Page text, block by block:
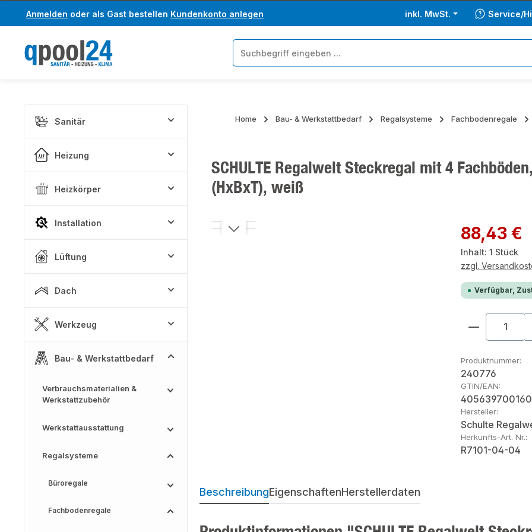
Hauptinhalt springen
Zur Suche springen
Anmelden oder als Gast bestellen Kundenkonto anlegen inkl. MwSt. Service/
Sanitär
Heizung
Heizkörper
Installation
Lüftung
Dach
Werkzeug
Bau- & Werkstattbedarf
Verbrauchsmaterialien &
Werkstattzubehör
Werkstattausstattung
Regalsysteme
Büroregale
Fachbodenregale
Home Bau- & Werkstattbedarf Regalsysteme Fachbodenregale
SCHULTE Regalwelt Steckregal mit 4
(HxBxT), weiß
Bildergalerie überspringen Regulärer Preis:
88,43 €
Inhalt: 1 Stück
zzgl.
Verfügbar,
Produkt
Produktnummer:
240776
GTIN/EAN:
Hersteller:
Schulte
Herkunfts-Art. Nr.:
R7101-04-04
BeschreibungEigenschaftenHerstellerdaten